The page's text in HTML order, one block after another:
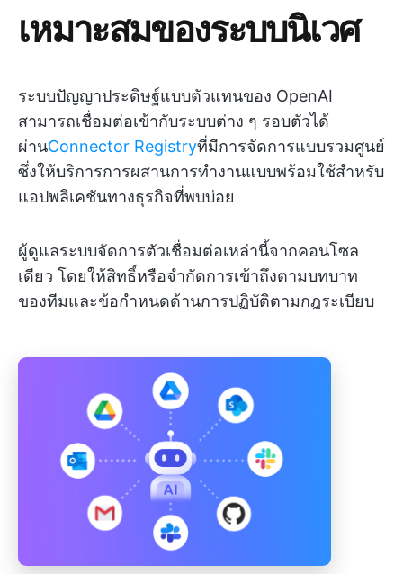
เหมาะสมของระบบนิเวศ
ระบบปัญญาประดิษฐ์แบบตัวแทนของ OpenAI
สามารถเชื่อมต่อเข้ากับระบบต่าง ๆ รอบตัวได้
ผ่านConnector Registryที่มีการจัดการแบบรวมศูนย์
ซึ่งให้บริการการผสานการทำงานแบบพร้อมใช้สำหรับ
แอปพลิเคชันทางธุรกิจที่พบบ่อย
ผู้ดูแลระบบจัดการตัวเชื่อมต่อเหล่านี้จากคอนโซล
เดียว โดยให้สิทธิ์หรือจำกัดการเข้าถึงตามบทบาท
ของทีมและข้อกำหนดด้านการปฏิบัติตามกฎระเบียบ